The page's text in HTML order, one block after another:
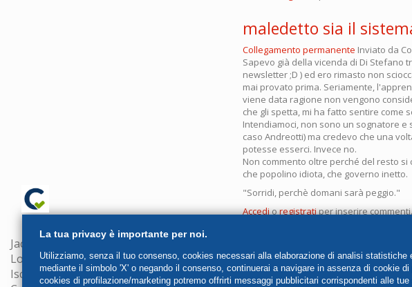
maledetto sia il
Collegamento permanente Inviato da
Sapevo già della vicenda di Di Stefano
newsletter ;D ) ed ero rimasto non
mai provato prima. Seriamente,
viene data ragione non vengono
che gli spetta, mi ha fatto sentire come
Intendiamoci, non sono un sognatore
caso Andreotti) ma credevo che una
potesse esserci. Invece no.
Non commento oltre perché del resto
che popolino idiota, che governo inetto.
"Sorridi, perchè domani sarà peggio."
Accedioregistratiper inserire commenti.
Jacopo Fo srl
Loc. S.Cristina, 53, 06020 Gubbio (PG)
Iscritta presso il registro delle imprese di Perugia con numero di iscrizione
La tua privacy è importante per noi.
Utilizziamo, senza il tuo consenso, cookies necessari alla elaborazione di analisi
mediante il simbolo 'X' o negando il consenso, continuerai a navigare in assenza di cookie
cookies di profilazione/marketing potremo offrirti messaggi pubblicitari corrispondenti alle tue